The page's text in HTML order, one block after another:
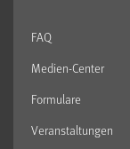
FAQ
Medien-Center
Formulare
Veranstaltungen